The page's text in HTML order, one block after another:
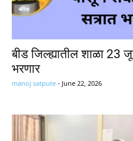
बीड जिल्ह्यातील शाळा 23
भरणार
manoj satpute - June 22, 2026